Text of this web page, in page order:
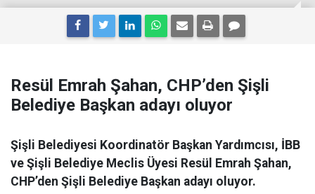
Resül Emrah Şahan, CHP’den Şişli
Belediye Başkan adayı oluyor
Şişli Belediyesi Koordinatör Başkan Yardımcısı, İBB
ve Şişli Belediye Meclis Üyesi Resül Emrah Şahan,
CHP’den Şişli Belediye Başkan adayı oluyor.